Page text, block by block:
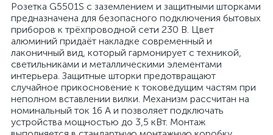
Розетка G5501S с заземлением и защитными шторками
предназначена для безопасного подключения бытовых
приборов к трёхпроводной сети 230 В. Цвет
алюминий придаёт накладке современный и
лаконичный вид, который гармонирует с техникой,
светильниками и металлическими элементами
интерьера. Защитные шторки предотвращают
случайное прикосновение к токоведущим частям при
неполном вставлении вилки. Механизм рассчитан на
номинальный ток 16 А и позволяет подключать
устройства мощностью до 3,5 кВт. Монтаж